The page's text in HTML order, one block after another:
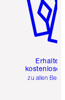
Erhalte
kostenlose
zu allen